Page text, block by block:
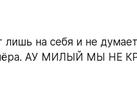
лишь на себя и не
АУ МИЛЫЙ МЫ НЕ